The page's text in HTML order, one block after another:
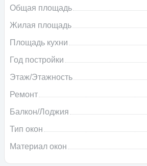
Общая площадь
Жилая площадь
Площадь кухни
Год постройки
Этаж/Этажность
Ремонт
Балкон/Лоджия
Тип окон
Материал окон